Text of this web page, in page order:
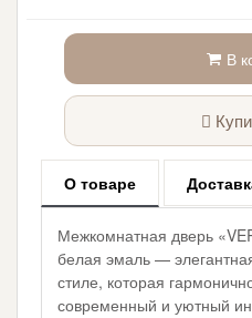
В
О товаре
Межкомнатная дверь
белая эмаль —
стиле, которая
современный и уютный